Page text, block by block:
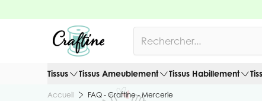
Tissus Tissus Ameublement Tissus Habillement
Accueil FAQ - Craftine - Mercerie